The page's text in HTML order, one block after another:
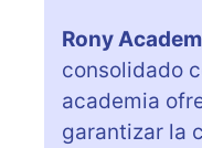
Rony
consolidado
academia
garantizar la